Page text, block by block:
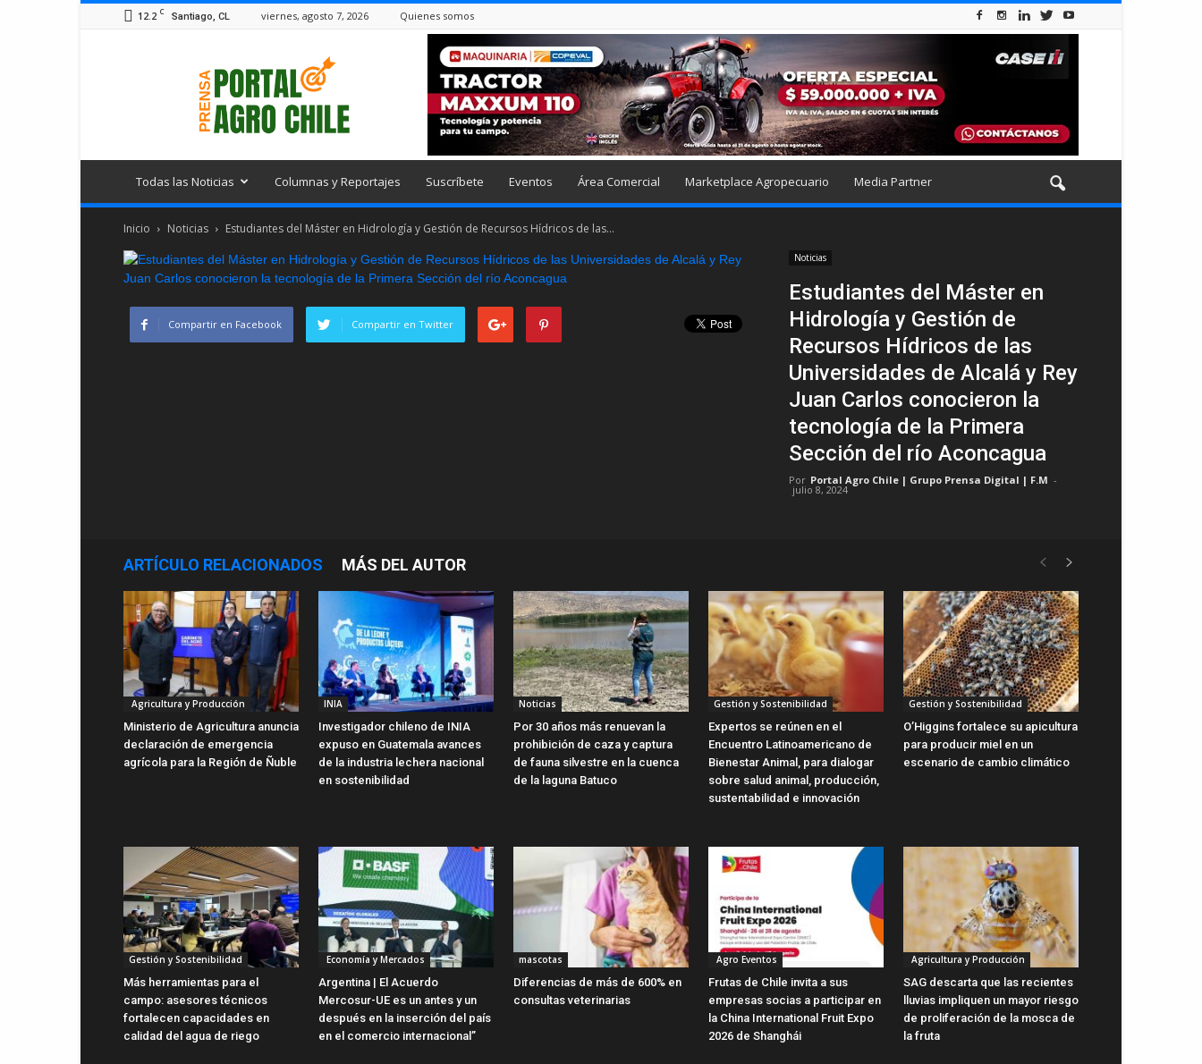
12.2 C Santiago, CL viernes, agosto 7, 2026 Quienes somos
Todas las Noticias Columnas y Reportajes Suscríbete Eventos Área Comercial Marketplace Agropecuario Media Partner
Inicio Noticias Estudiantes del Máster en Hidrología y Gestión de Recursos Hídricos de las...
Noticias
Estudiantes del Máster en
Hidrología y Gestión de
Recursos Hídricos de las
Universidades de Alcalá y Rey
Juan Carlos conocieron la
tecnología de la Primera
Sección del río Aconcagua
Por Portal Agro Chile | Grupo Prensa Digital | F.M -
julio 8, 2024
Compartir en Facebook Compartir en Twitter
ARTÍCULO RELACIONADOS MÁS DEL AUTOR
Agricultura y Producción
Ministerio de Agricultura anuncia
declaración de emergencia
agrícola para la Región de Ñuble
INIA
Investigador chileno de INIA
expuso en Guatemala avances
de la industria lechera nacional
en sostenibilidad
Noticias
Por 30 años más renuevan la
prohibición de caza y captura
de fauna silvestre en la cuenca
de la laguna Batuco
Gestión y Sostenibilidad
Expertos se reúnen en el
Encuentro Latinoamericano de
Bienestar Animal, para dialogar
sobre salud animal, producción,
sustentabilidad e innovación
Gestión y Sostenibilidad
O’Higgins fortalece su apicultura
para producir miel en un
escenario de cambio climático
Gestión y Sostenibilidad
Más herramientas para el
campo: asesores técnicos
fortalecen capacidades en
calidad del agua de riego
Economía y Mercados
Argentina | El Acuerdo
Mercosur-UE es un antes y un
después en la inserción del país
en el comercio internacional”
mascotas
Diferencias de más de 600% en
consultas veterinarias
Agro Eventos
Frutas de Chile invita a sus
empresas socias a participar en
la China International Fruit Expo
2026 de Shanghái
Agricultura y Producción
SAG descarta que las recientes
lluvias impliquen un mayor riesgo
de proliferación de la mosca de
la fruta